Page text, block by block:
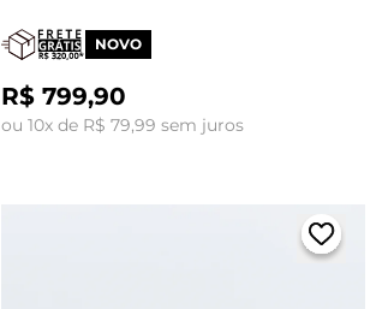
NOVO
R$ 799,90
ou 10x de R$ 79,99 sem juros